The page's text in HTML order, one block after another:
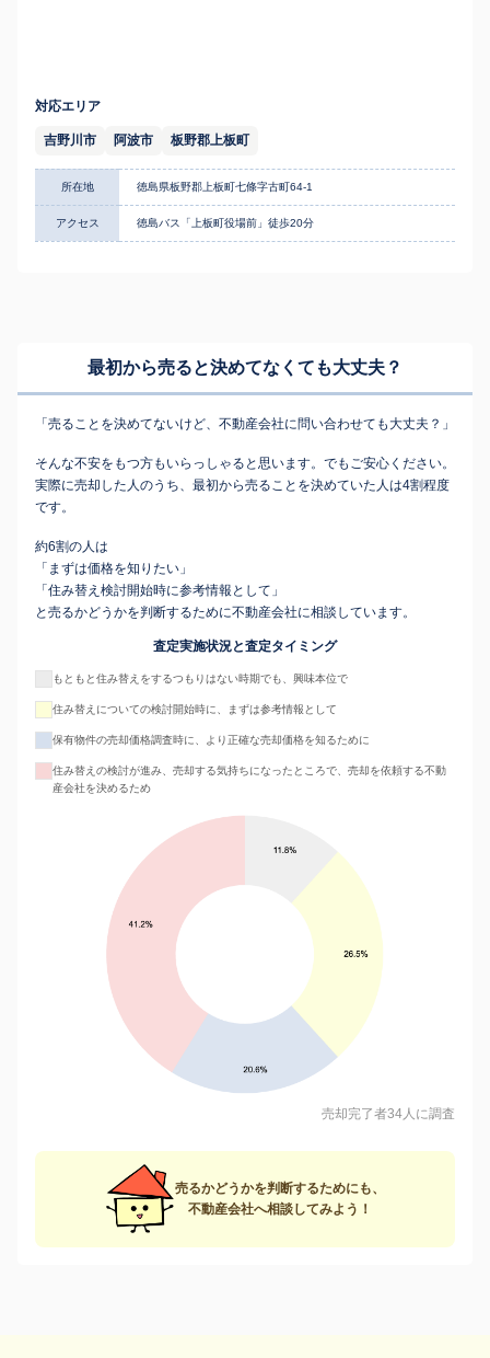
対応エリア
吉野川市 阿波市 板野郡上板町
所在地 徳島県板野郡上板町七條字古町64-1
アクセス 徳島バス「上板町役場前」徒歩20分
最初から売ると決めてなくても大丈夫？
「売ることを決めてないけど、不動産会社に問い合わせても大丈夫？」
そんな不安をもつ方もいらっしゃると思います。でもご安心ください。
実際に売却した人のうち、最初から売ることを決めていた人は4割程度
です。
約6割の人は
「まずは価格を知りたい」
「住み替え検討開始時に参考情報として」
と売るかどうかを判断するために不動産会社に相談しています。
査定実施状況と査定タイミング
もともと住み替えをするつもりはない時期でも、興味本位で
住み替えについての検討開始時に、まずは参考情報として
保有物件の売却価格調査時に、より正確な売却価格を知るために
住み替えの検討が進み、売却する気持ちになったところで、売却を依頼する不動
産会社を決めるため
売却完了者34人に調査
売るかどうかを判断するためにも、
不動産会社へ相談してみよう！